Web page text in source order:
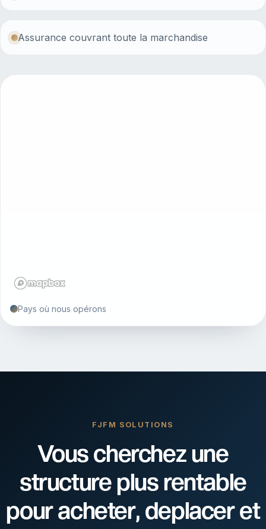
Assurance couvrant toute la marchandise
Pays où nous opérons
FJFM SOLUTIONS
Vous cherchez une
structure plus rentable
pour acheter, deplacer et